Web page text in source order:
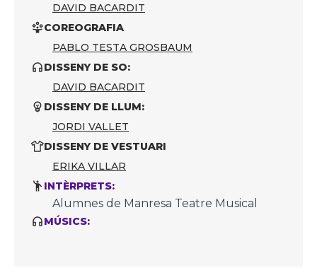
DAVID BACARDIT
COREOGRAFIA
PABLO TESTA GROSBAUM
DISSENY DE SO:
DAVID BACARDIT
DISSENY DE LLUM:
JORDI VALLET
DISSENY DE VESTUARI
ERIKA VILLAR
INTÈRPRETS:
Alumnes de Manresa Teatre Musical
MÚSICS: